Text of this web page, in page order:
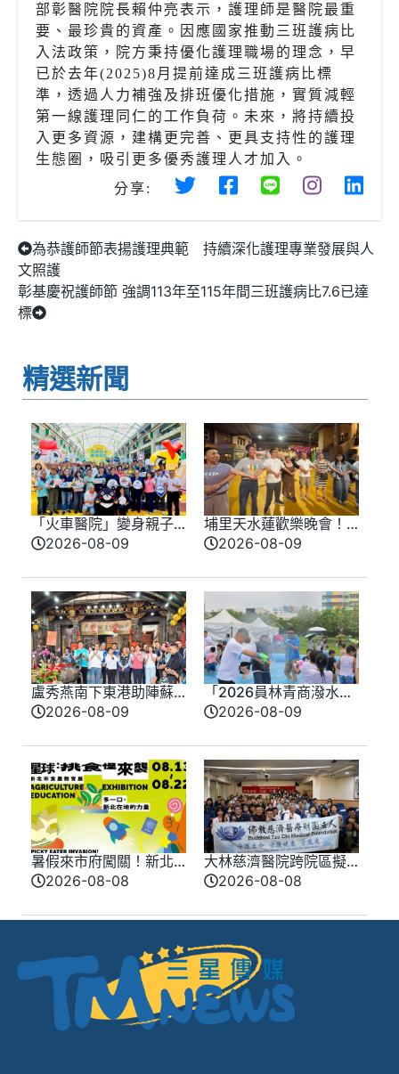
部彰醫院院長賴仲亮表示，護理師是醫院最重
要、最珍貴的資產。因應國家推動三班護病比
入法政策，院方秉持優化護理職場的理念，早
已於去年(2025)8月提前達成三班護病比標
準，透過人力補強及排班優化措施，實質減輕
第一線護理同仁的工作負荷。未來，將持續投
入更多資源，建構更完善、更具支持性的護理
生態圈，吸引更多優秀護理人才加入。
分享:
為恭護師節表揚護理典範 持續深化護理專業發展與人
文照護
彰基慶祝護師節 強調113年至115年間三班護病比7.6已達
標
精選新聞
「火車醫院」變身親子
樂園！高雄全新遊樂園
2026-08-09
埔里天水蓮歡樂晚會！
「布一樣文化工作室」
2026-08-09
盧秀燕南下東港助陣蘇
清泉 走訪東隆宮、華
2026-08-09
「2026員林青商潑水
節」 大小朋友打水仗玩
2026-08-09
暑假來市府闖關！新北
味覺星球8/13登場 8/10
2026-08-08
大林慈濟醫院跨院區擬
真情境競賽登場 模擬
2026-08-08